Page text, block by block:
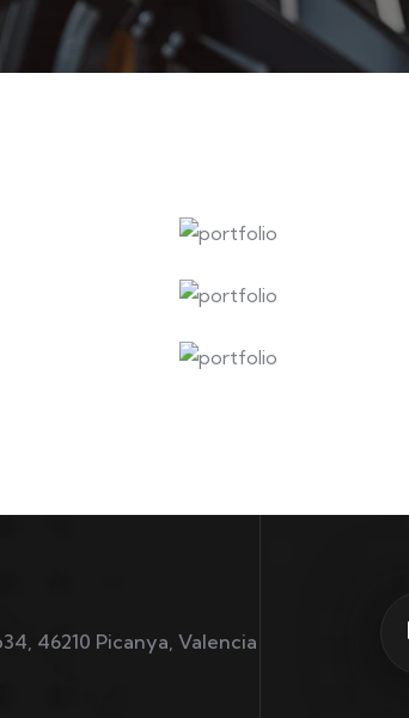
46210 Picanya, Valencia